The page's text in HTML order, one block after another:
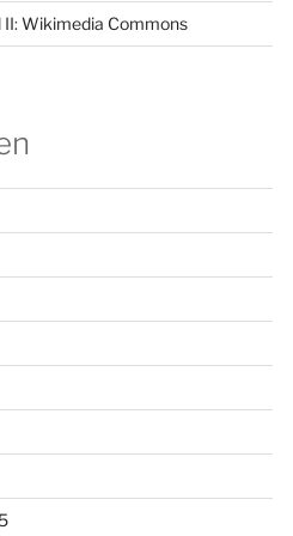
II:Wikimedia Commons